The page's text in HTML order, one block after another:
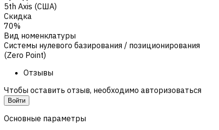
5th Axis (США)
Скидка
70%
Вид номенклатуры
Системы нулевого базирования / позиционирования
(Zero Point)
Отзывы
Чтобы оставить отзыв, необходимо авторизоваться
Войти
Основные параметры